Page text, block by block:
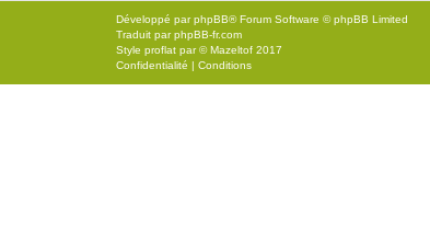
Développé parphpBB® Forum Software © phpBB Limited
Traduit parphpBB-fr.com
Style proflat par ©Mazeltof 2017
Confidentialité | Conditions